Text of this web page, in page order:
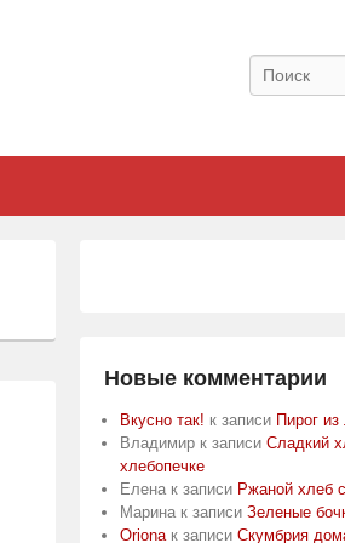
Поиск
Новые комментарии
Вкусно так! к записи Пирог
Владимир к записи Сладкий
хлебопечке
Елена к записи Ржаной хлеб
Марина к записи Зеленые
Orionaк записи Скумбрия